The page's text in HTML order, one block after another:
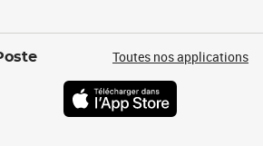
Toutes nos applications